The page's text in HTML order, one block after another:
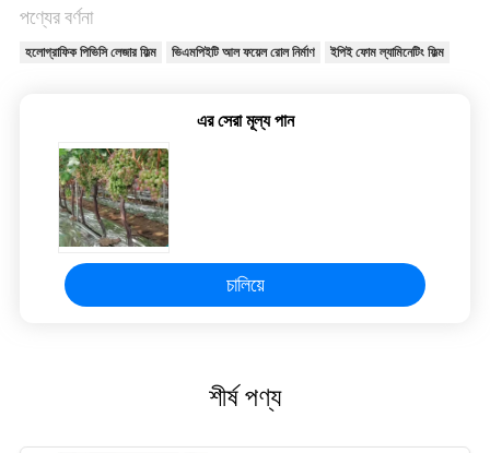
গোপনীয়তা
পণ্যের বর্ণনা
হলোগ্রাফিক পিভিসি লেজার ফিল্ম ভিএমপিইটি আল ফয়েল রোল নির্মাণ ইপিই ফোম ল্যামিনেটিং ফিল্ম
এর সেরা মূল্য পান
চালিয়ে
শীর্ষ পণ্য